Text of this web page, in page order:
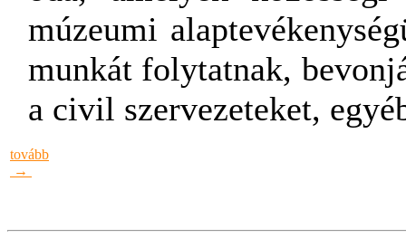
múzeumi
munkát folytatnak,
a civil szervezeteket,
tovább
→